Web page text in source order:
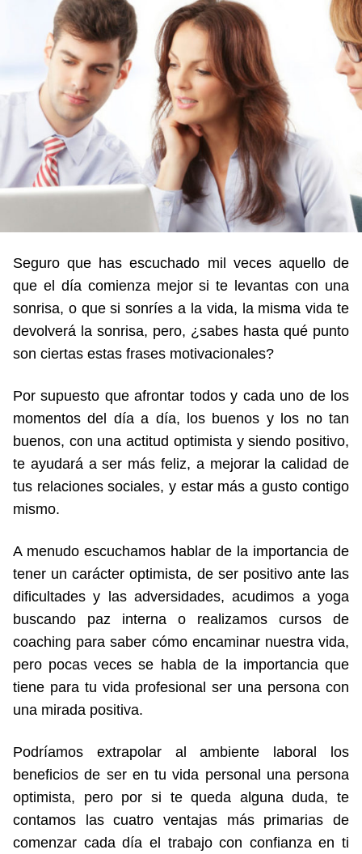
Seguro que has escuchado mil veces aquello de
que el día comienza mejor si te levantas con una
sonrisa, o que si sonríes a la vida, la misma vida te
devolverá la sonrisa, pero, ¿sabes hasta qué punto
son ciertas estas frases motivacionales?
Por supuesto que afrontar todos y cada uno de los
momentos del día a día, los buenos y los no tan
buenos, con una actitud optimista y siendo positivo,
te ayudará a ser más feliz, a mejorar la calidad de
tus relaciones sociales, y estar más a gusto contigo
mismo.
A menudo escuchamos hablar de la importancia de
tener un carácter optimista, de ser positivo ante las
dificultades y las adversidades, acudimos a yoga
buscando paz interna o realizamos cursos de
coaching para saber cómo encaminar nuestra vida,
pero pocas veces se habla de la importancia que
tiene para tu vida profesional ser una persona con
una mirada positiva.
Podríamos extrapolar al ambiente laboral los
beneficios de ser en tu vida personal una persona
optimista, pero por si te queda alguna duda, te
contamos las cuatro ventajas más primarias de
comenzar cada día el trabajo con confianza en ti